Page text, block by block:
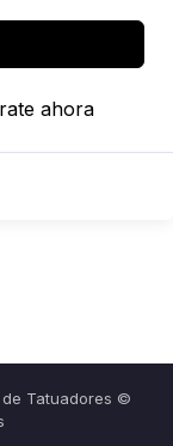
ahora
de Tatuadores ©